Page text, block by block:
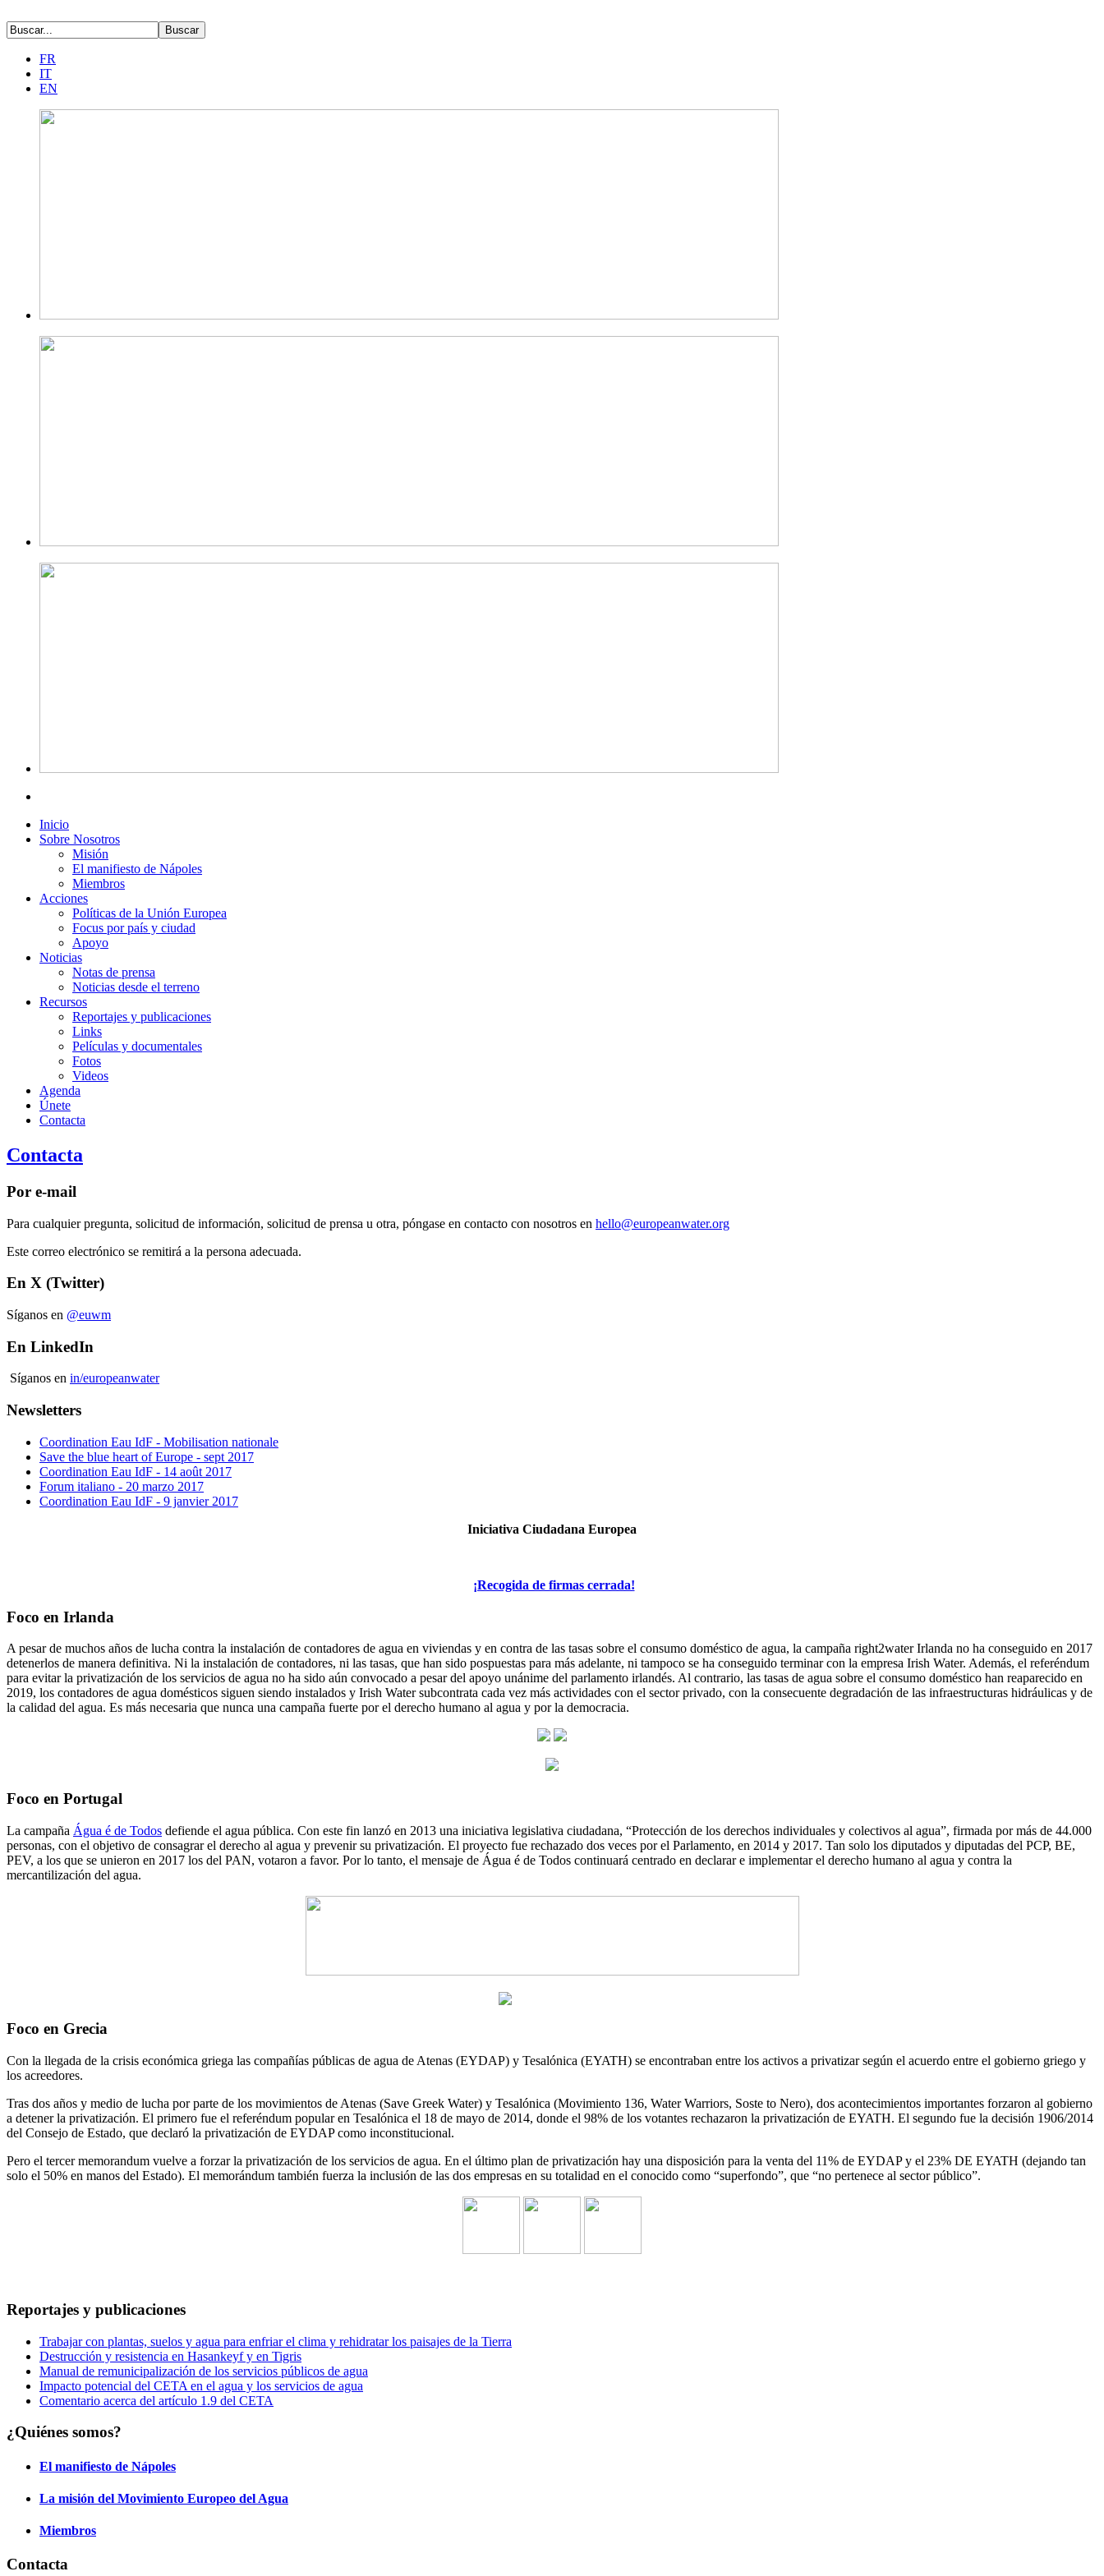
FR
IT
EN
Inicio
Sobre Nosotros
Misión
El manifiesto de Nápoles
Miembros
Acciones
Políticas de la Unión Europea
Focus por país y ciudad
Apoyo
Noticias
Notas de prensa
Noticias desde el terreno
Recursos
Reportajes y publicaciones
Links
Películas y documentales
Fotos
Videos
Agenda
Únete
Contacta
Contacta
Por e-mail
Para cualquier pregunta, solicitud de información, solicitud de prensa u otra, póngase en contacto con nosotros en hello@europeanwater.org
Este correo electrónico se remitirá a la persona adecuada.
En X (Twitter)
Síganos en @euwm
En LinkedIn
Síganos en in/europeanwater
Newsletters
Coordination Eau IdF - Mobilisation nationale
Save the blue heart of Europe - sept 2017
Coordination Eau IdF - 14 août 2017
Forum italiano - 20 marzo 2017
Coordination Eau IdF - 9 janvier 2017
Iniciativa Ciudadana Europea
¡Recogida de firmas cerrada!
Foco en Irlanda
A pesar de muchos años de lucha contra la instalación de contadores de agua en viviendas y en contra de las tasas sobre el consumo doméstico de agua, la campaña right2water Irlanda no ha conseguido en 2017
detenerlos de manera definitiva. Ni la instalación de contadores, ni las tasas, que han sido pospuestas para más adelante, ni tampoco se ha conseguido terminar con la empresa Irish Water. Además, el referéndum
para evitar la privatización de los servicios de agua no ha sido aún convocado a pesar del apoyo unánime del parlamento irlandés. Al contrario, las tasas de agua sobre el consumo doméstico han reaparecido en
2019, los contadores de agua domésticos siguen siendo instalados y Irish Water subcontrata cada vez más actividades con el sector privado, con la consecuente degradación de las infraestructuras hidráulicas y de
la calidad del agua. Es más necesaria que nunca una campaña fuerte por el derecho humano al agua y por la democracia.
Foco en Portugal
La campaña Água é de Todos defiende el agua pública. Con este fin lanzó en 2013 una iniciativa legislativa ciudadana, “Protección de los derechos individuales y colectivos al agua”, firmada por más de 44.000
personas, con el objetivo de consagrar el derecho al agua y prevenir su privatización. El proyecto fue rechazado dos veces por el Parlamento, en 2014 y 2017. Tan solo los diputados y diputadas del PCP, BE,
PEV, a los que se unieron en 2017 los del PAN, votaron a favor. Por lo tanto, el mensaje de Água é de Todos continuará centrado en declarar e implementar el derecho humano al agua y contra la
mercantilización del agua.
Foco en Grecia
Con la llegada de la crisis económica griega las compañías públicas de agua de Atenas (EYDAP) y Tesalónica (EYATH) se encontraban entre los activos a privatizar según el acuerdo entre el gobierno griego y
los acreedores.
Tras dos años y medio de lucha por parte de los movimientos de Atenas (Save Greek Water) y Tesalónica (Movimiento 136, Water Warriors, Soste to Nero), dos acontecimientos importantes forzaron al gobierno
a detener la privatización. El primero fue el referéndum popular en Tesalónica el 18 de mayo de 2014, donde el 98% de los votantes rechazaron la privatización de EYATH. El segundo fue la decisión 1906/2014
del Consejo de Estado, que declaró la privatización de EYDAP como inconstitucional.
Pero el tercer memorandum vuelve a forzar la privatización de los servicios de agua. En el último plan de privatización hay una disposición para la venta del 11% de EYDAP y el 23% DE EYATH (dejando tan
solo el 50% en manos del Estado). El memorándum también fuerza la inclusión de las dos empresas en su totalidad en el conocido como “superfondo”, que “no pertenece al sector público”.
Reportajes y publicaciones
Trabajar con plantas, suelos y agua para enfriar el clima y rehidratar los paisajes de la Tierra
Destrucción y resistencia en Hasankeyf y en Tigris
Manual de remunicipalización de los servicios públicos de agua
Impacto potencial del CETA en el agua y los servicios de agua
Comentario acerca del artículo 1.9 del CETA
¿Quiénes somos?
El manifiesto de Nápoles
La misión del Movimiento Europeo del Agua
Miembros
Contacta